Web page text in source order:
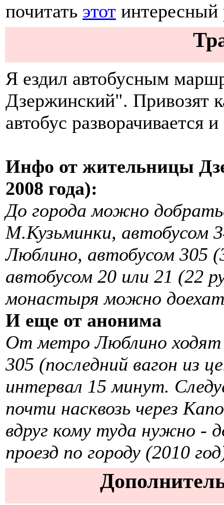
почитать этот интересный
Я ездил автобусным
Дзержинский". Привозят
автобус разворачивается
Инфо от жительницы
2008 года):
До города можно
М.Кузьминки, автобусом
Люблино, автобусом 305
автобусом 20 или 21 (22
монастыря можно
И еще от анонима
От метро Люблино
305 (последний вагон из
интервал 15 минут.
почти насквозь через
вдруг кому туда нужно -
проезд по городу (2010